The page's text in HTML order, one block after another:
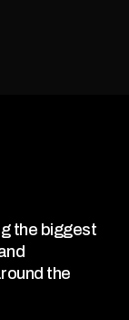
the biggest
the